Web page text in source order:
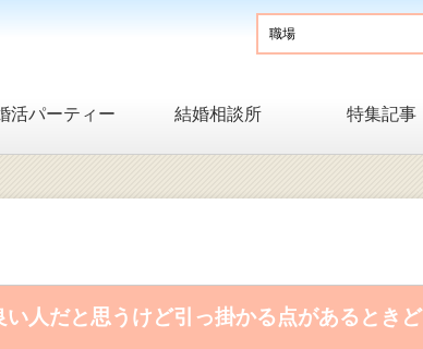
活パーティー 結婚相談所 特集記事
人だと思うけど引っ掛かる点があるときど